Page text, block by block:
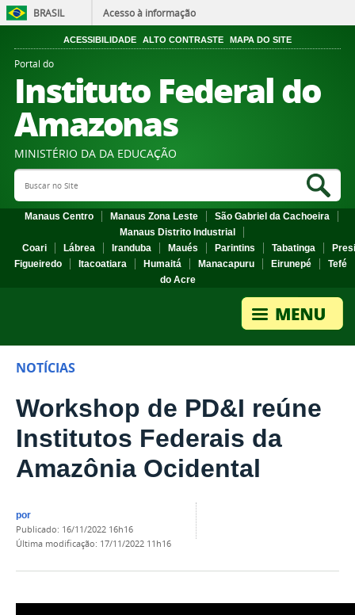
BRASIL Acesso à informação
ACESSIBILIDADE ALTO CONTRASTE MAPA DO SITE
Portal do
Instituto Federal do
Amazonas
MINISTÉRIO DA DA EDUCAÇÃO
Search Site
Manaus Centro Manaus Zona Leste
São Gabriel da Cachoeira
Manaus Distrito Industrial
Coari
Lábrea Iranduba Maués Parintins Tabatinga
Figueiredo
Itacoatiara Humaitá Manacapuru Eirunepé
Tefé
do Acre
NOTÍCIAS
Workshop de PD&I reúne
Institutos Federais da
Amazônia Ocidental
por
publicado: 16/11/2022 16h16
última modificação: 17/11/2022 11h16